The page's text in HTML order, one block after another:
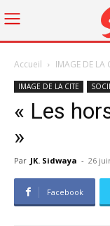
Accueil IMAGE DE LA
IMAGE DE LA CITE
« Les
»
Par JK. Sidwaya - 26
Facebook